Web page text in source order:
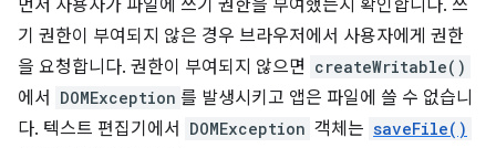
먼저 사용자가 파일에 쓰기 권한을 부여했는지 확인합니다. 쓰
기 권한이 부여되지 않은 경우 브라우저에서 사용자에게 권한
을 요청합니다. 권한이 부여되지 않으면 createWritable()
에서 DOMException 를 발생시키고 앱은 파일에 쓸 수 없습니
다. 텍스트 편집기에서
DOMException 객체는 saveFile()